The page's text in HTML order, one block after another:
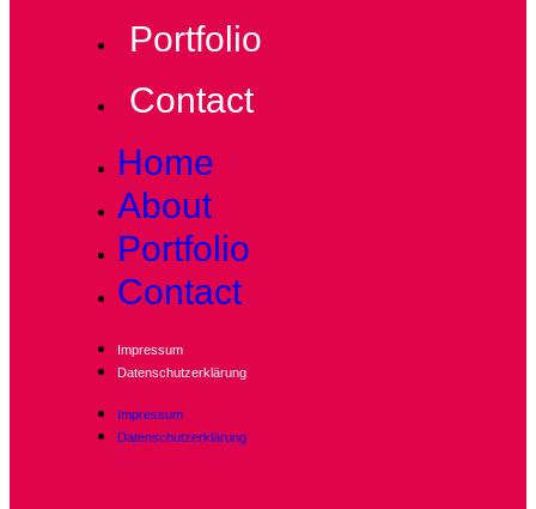
Portfolio
Contact
Home
About
Portfolio
Contact
Impressum
Datenschutzerklärung
Impressum
Datenschutzerklärung